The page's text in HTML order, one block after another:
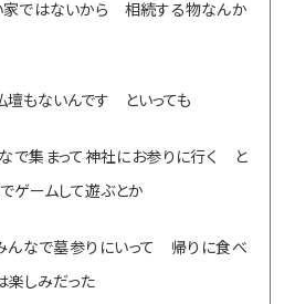
家ではないから 相続する物なんか
もないんです といっても
で集まって神社にお参りに行く と
ームして遊ぶとか
んなで墓参りにいって 帰りに食べ
楽しみだった